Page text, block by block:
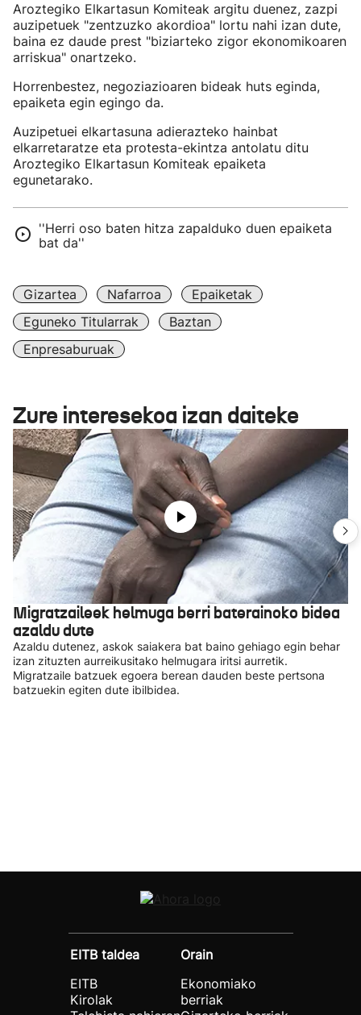
Aroztegiko Elkartasun Komiteak argitu duenez, zazpi
auzipetuek "zentzuzko akordioa" lortu nahi izan dute,
baina ez daude prest "biziarteko zigor ekonomikoaren
arriskua" onartzeko.
Horrenbestez, negoziazioaren bideak huts eginda,
epaiketa egin egingo da.
Auzipetuei elkartasuna adierazteko hainbat
elkarretaratze eta protesta-ekintza antolatu ditu
Aroztegiko Elkartasun Komiteak epaiketa
egunetarako.
''Herri oso baten hitza zapalduko duen epaiketa
bat da''
Gizartea Nafarroa
Epaiketak
Eguneko Titularrak
Baztan
Enpresaburuak
Zure interesekoa izan daiteke
Migratzaileek helmuga berri baterainoko bidea
azaldu dute
Azaldu dutenez, askok saiakera bat baino gehiago egin behar
izan zituzten aurreikusitako helmugara iritsi aurretik.
Migratzaile batzuek egoera berean dauden beste pertsona
batzuekin egiten dute ibilbidea.
EITB taldea
EITB
Kirolak
Orain
Ekonomiako
berriak